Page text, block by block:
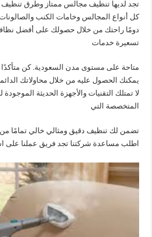
تجد لديها تنظيف مجالس ممتاز وطرق
كل أنواع المجالس وخامات
الكنب
دومًا راحتك من خلال حصولك على أفضل
تسعيرة خدمات
متاحة على مستوى مدن السعودية.كن
يمكنك الحصول عليه من خلال محاولاتك
لا تمتلك التقنياتوالأجهزة الحديثة
المتخصصة التي
تضمن لك تنظيف دقيق ومثالي خالي تمامًا من
اطلب مساعدة شركتنا تجد فريق عملنا على